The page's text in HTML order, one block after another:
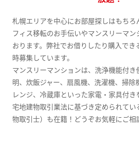
札幌エリアを中心にお部屋探しはもち
フィス移転のお手伝いやマンスリーマン
おります。弊社でお借りしたり購入でき
時募集しています。
マンスリーマンションは、洗浄機能付
明、炊飯ジャー、扇風機、洗濯機、掃
レンジ、冷蔵庫といった家電・家具付き
宅地建物取引業法に基づき定められて
物取引士）も在籍！どうぞお気軽にご相